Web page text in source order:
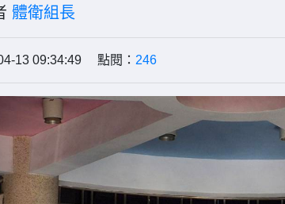
體衛組長
13 09:34:49 點閱： 246